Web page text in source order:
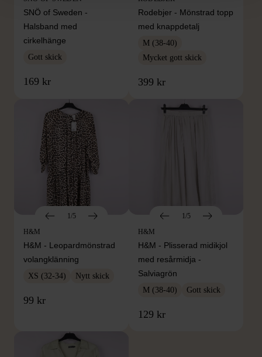
SNÖ of Sweden -
Halsband med
cirkelhänge
Gott skick
169 kr
Rodebjer - Mönstrad topp
med knappdetalj
M (38-40)
Mycket gott skick
399 kr
1/5
H&M
H&M - Leopardmönstrad
volangklänning
XS (32-34) Nytt skick
99 kr
1/5
H&M
H&M - Plisserad midikjol
med resårmidja -
Salviagrön
M (38-40) Gott skick
129 kr